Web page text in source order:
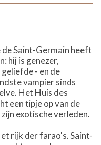
de Saint-Germain heeft
hij is genezer,
- en de
vampier sinds
Het Huis des
een tipje op van de
exotische verleden.
rijk der farao's. Saint-